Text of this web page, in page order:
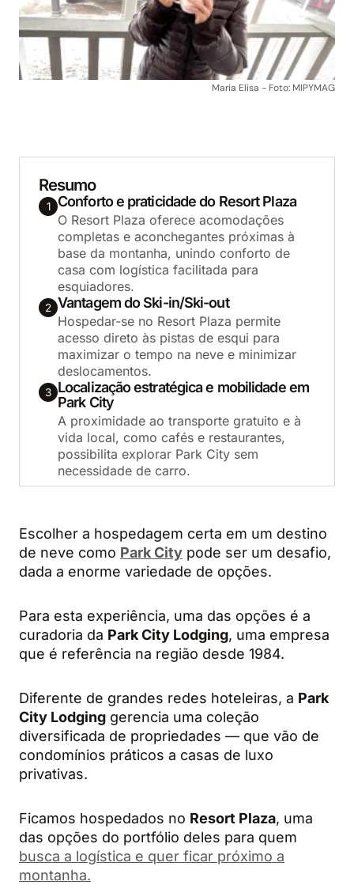
Maria Elisa - Foto: MIPYMAG
Resumo
1 Conforto e praticidade do Resort Plaza
O Resort Plaza oferece acomodações
completas e aconchegantes próximas à
base da montanha, unindo conforto de
casa com logística facilitada para
esquiadores.
2 Vantagem do Ski-in/Ski-out
Hospedar-se no Resort Plaza permite
acesso direto às pistas de esqui para
maximizar o tempo na neve e minimizar
deslocamentos.
3 Localização estratégica e mobilidade em
Park City
A proximidade ao transporte gratuito e à
vida local, como cafés e restaurantes,
possibilita explorar Park City sem
necessidade de carro.
Escolher a hospedagem certa em um destino
de neve como Park City pode ser um desafio,
dada a enorme variedade de opções.
Para esta experiência, uma das opções é a
curadoria da Park City Lodging, uma empresa
que é referência na região desde 1984.
Diferente de grandes redes hoteleiras, a Park
City Lodging gerencia uma coleção
diversificada de propriedades — que vão de
condomínios práticos a casas de luxo
privativas.
Ficamos hospedados no Resort Plaza, uma
das opções do portfólio deles para quem
busca a logística e quer ficar próximo a
montanha.